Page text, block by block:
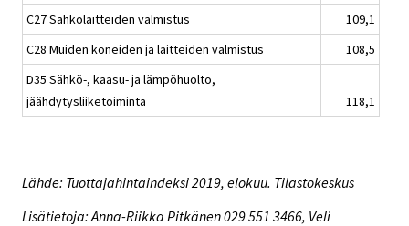
C27 Sähkölaitteiden valmistus
109,1
C28 Muiden koneiden ja laitteiden valmistus
108,5
D35 Sähkö-, kaasu- ja lämpöhuolto,
jäähdytysliiketoiminta
118,1
Lähde: Tuottajahintaindeksi 2019, elokuu. Tilastokeskus
Lisätietoja: Anna-Riikka Pitkänen 029 551 3466, Veli